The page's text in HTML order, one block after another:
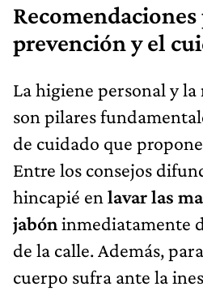
Recomendaciones
prevención y el
La higiene personal y
son pilares
de cuidado que
Entre los consejos
hincapié en lavar las
jabóninmediatamente
de la calle. Además,
cuerpo sufra ante la